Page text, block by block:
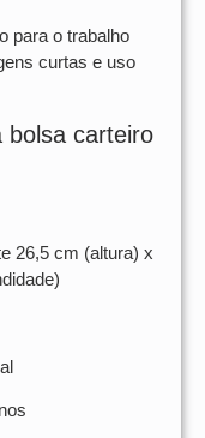
para o trabalho
curtas e uso
bolsa carteiro
26,5 cm (altura) x